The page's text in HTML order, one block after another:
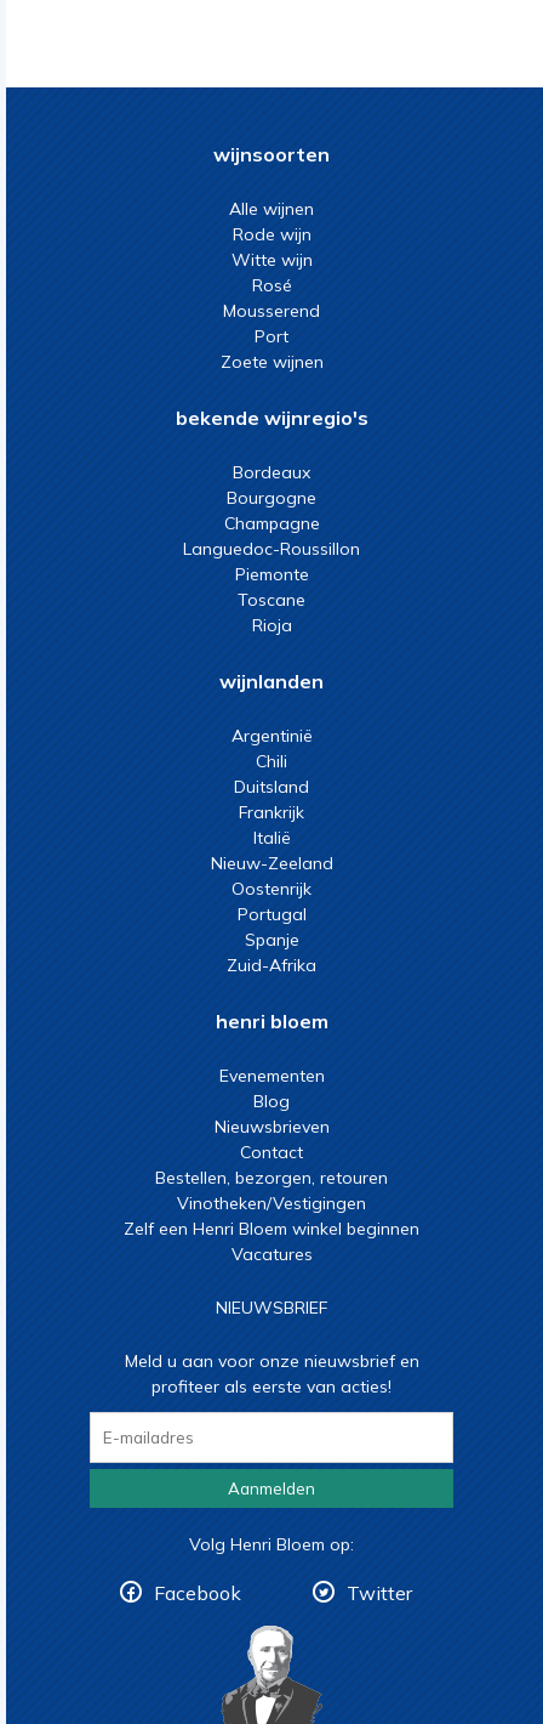
wijnsoorten
Alle wijnen
Rode wijn
Witte wijn
Rosé
Mousserend
Port
Zoete wijnen
bekende wijnregio's
Bordeaux
Bourgogne
Champagne
Languedoc-Roussillon
Piemonte
Toscane
Rioja
wijnlanden
Argentinië
Chili
Duitsland
Frankrijk
Italië
Nieuw-Zeeland
Oostenrijk
Portugal
Spanje
Zuid-Afrika
henri bloem
Evenementen
Blog
Nieuwsbrieven
Contact
Bestellen, bezorgen, retouren
Vinotheken/Vestigingen
Zelf een Henri Bloem winkel beginnen
Vacatures
NIEUWSBRIEF
Meld u aan voor onze nieuwsbrief en
profiteer als eerste van acties!
Aanmelden
Volg Henri Bloem op:
Facebook Twitter